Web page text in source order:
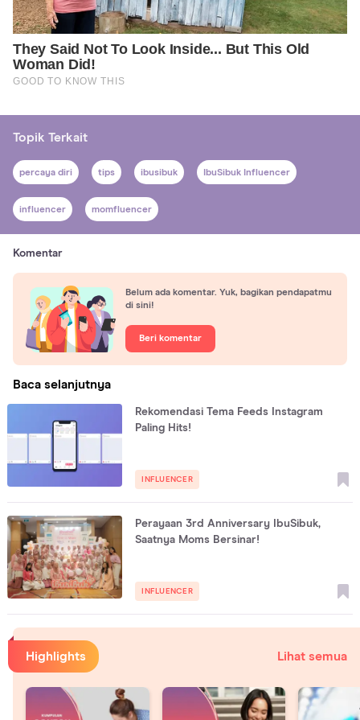
Topik Terkait
percaya diri tips ibusibuk IbuSibuk Influencer
influencer momfluencer
Komentar
Belum ada komentar. Yuk, bagikan pendapatmu
di sini!
Beri komentar
Baca selanjutnya
Rekomendasi Tema Feeds Instagram
Paling Hits!
INFLUENCER
Perayaan 3rd Anniversary IbuSibuk,
Saatnya Moms Bersinar!
INFLUENCER
Highlights Lihat semua